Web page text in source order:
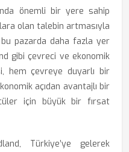
önemli bir yere sahip
olan talebin artmasıyla
pazarda daha fazla yer
gibi çevreci ve ekonomik
hem çevreye duyarlı bir
açıdan avantajlı bir
için büyük bir fırsat
Türkiye’ye gelerek